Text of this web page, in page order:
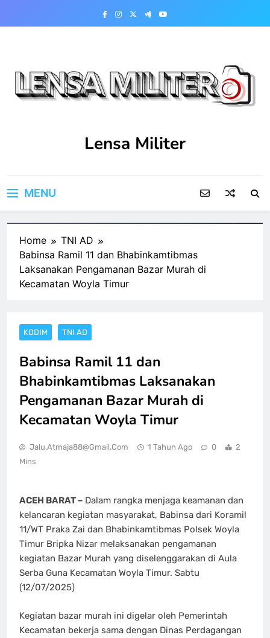
Lensa Militer
MENU
Home
TNI AD
Babinsa Ramil 11 dan Bhabinkamtibmas
Laksanakan Pengamanan Bazar Murah di
Kecamatan Woyla Timur
KODIM TNI AD
Babinsa Ramil 11 dan
Bhabinkamtibmas Laksanakan
Pengamanan Bazar Murah di
Kecamatan Woyla Timur
Jalu.atmaja88@gmail.com 1 Tahun Ago 0
2
Mins
ACEH BARAT – Dalam rangka menjaga keamanan dan
kelancaran kegiatan masyarakat, Babinsa dari Koramil
11/WT Praka Zai dan Bhabinkamtibmas Polsek Woyla
Timur Bripka Nizar melaksanakan pengamanan
kegiatan Bazar Murah yang diselenggarakan di Aula
Serba Guna Kecamatan Woyla Timur. Sabtu
(12/07/2025)
Kegiatan bazar murah ini digelar oleh Pemerintah
Kecamatan bekerja sama dengan Dinas Perdagangan